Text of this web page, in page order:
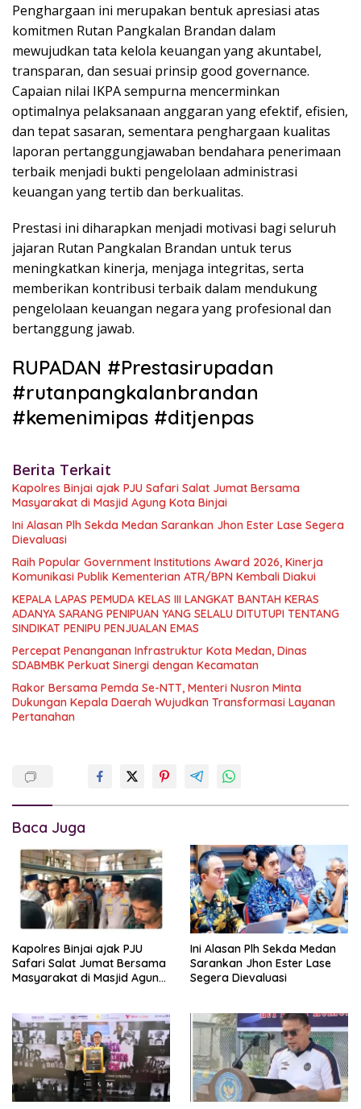
Penghargaan ini merupakan bentuk apresiasi atas
komitmen Rutan Pangkalan Brandan dalam
mewujudkan tata kelola keuangan yang akuntabel,
transparan, dan sesuai prinsip good governance.
Capaian nilai IKPA sempurna mencerminkan
optimalnya pelaksanaan anggaran yang efektif, efisien,
dan tepat sasaran, sementara penghargaan kualitas
laporan pertanggungjawaban bendahara penerimaan
terbaik menjadi bukti pengelolaan administrasi
keuangan yang tertib dan berkualitas.
Prestasi ini diharapkan menjadi motivasi bagi seluruh
jajaran Rutan Pangkalan Brandan untuk terus
meningkatkan kinerja, menjaga integritas, serta
memberikan kontribusi terbaik dalam mendukung
pengelolaan keuangan negara yang profesional dan
bertanggung jawab.
RUPADAN #Prestasirupadan
#rutanpangkalanbrandan
#kemenimipas #ditjenpas
Berita Terkait
Kapolres Binjai ajak PJU Safari Salat Jumat Bersama
Masyarakat di Masjid Agung Kota Binjai
Ini Alasan Plh Sekda Medan Sarankan Jhon Ester Lase Segera
Dievaluasi
Raih Popular Government Institutions Award 2026, Kinerja
Komunikasi Publik Kementerian ATR/BPN Kembali Diakui
KEPALA LAPAS PEMUDA KELAS III LANGKAT BANTAH KERAS
ADANYA SARANG PENIPUAN YANG SELALU DITUTUPI TENTANG
SINDIKAT PENIPU PENJUALAN EMAS
Percepat Penanganan Infrastruktur Kota Medan, Dinas
SDABMBK Perkuat Sinergi dengan Kecamatan
Rakor Bersama Pemda Se-NTT, Menteri Nusron Minta
Dukungan Kepala Daerah Wujudkan Transformasi Layanan
Pertanahan
Baca Juga
Kapolres Binjai ajak PJU
Safari Salat Jumat Bersama
Masyarakat di Masjid Agung
Ini Alasan Plh Sekda Medan
Sarankan Jhon Ester Lase
Segera Dievaluasi